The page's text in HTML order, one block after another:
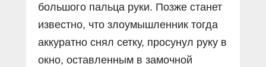
большого пальца руки. Позже станет
известно, что злоумышленник тогда
аккуратно снял сетку, просунул руку в
окно, оставленным в замочной